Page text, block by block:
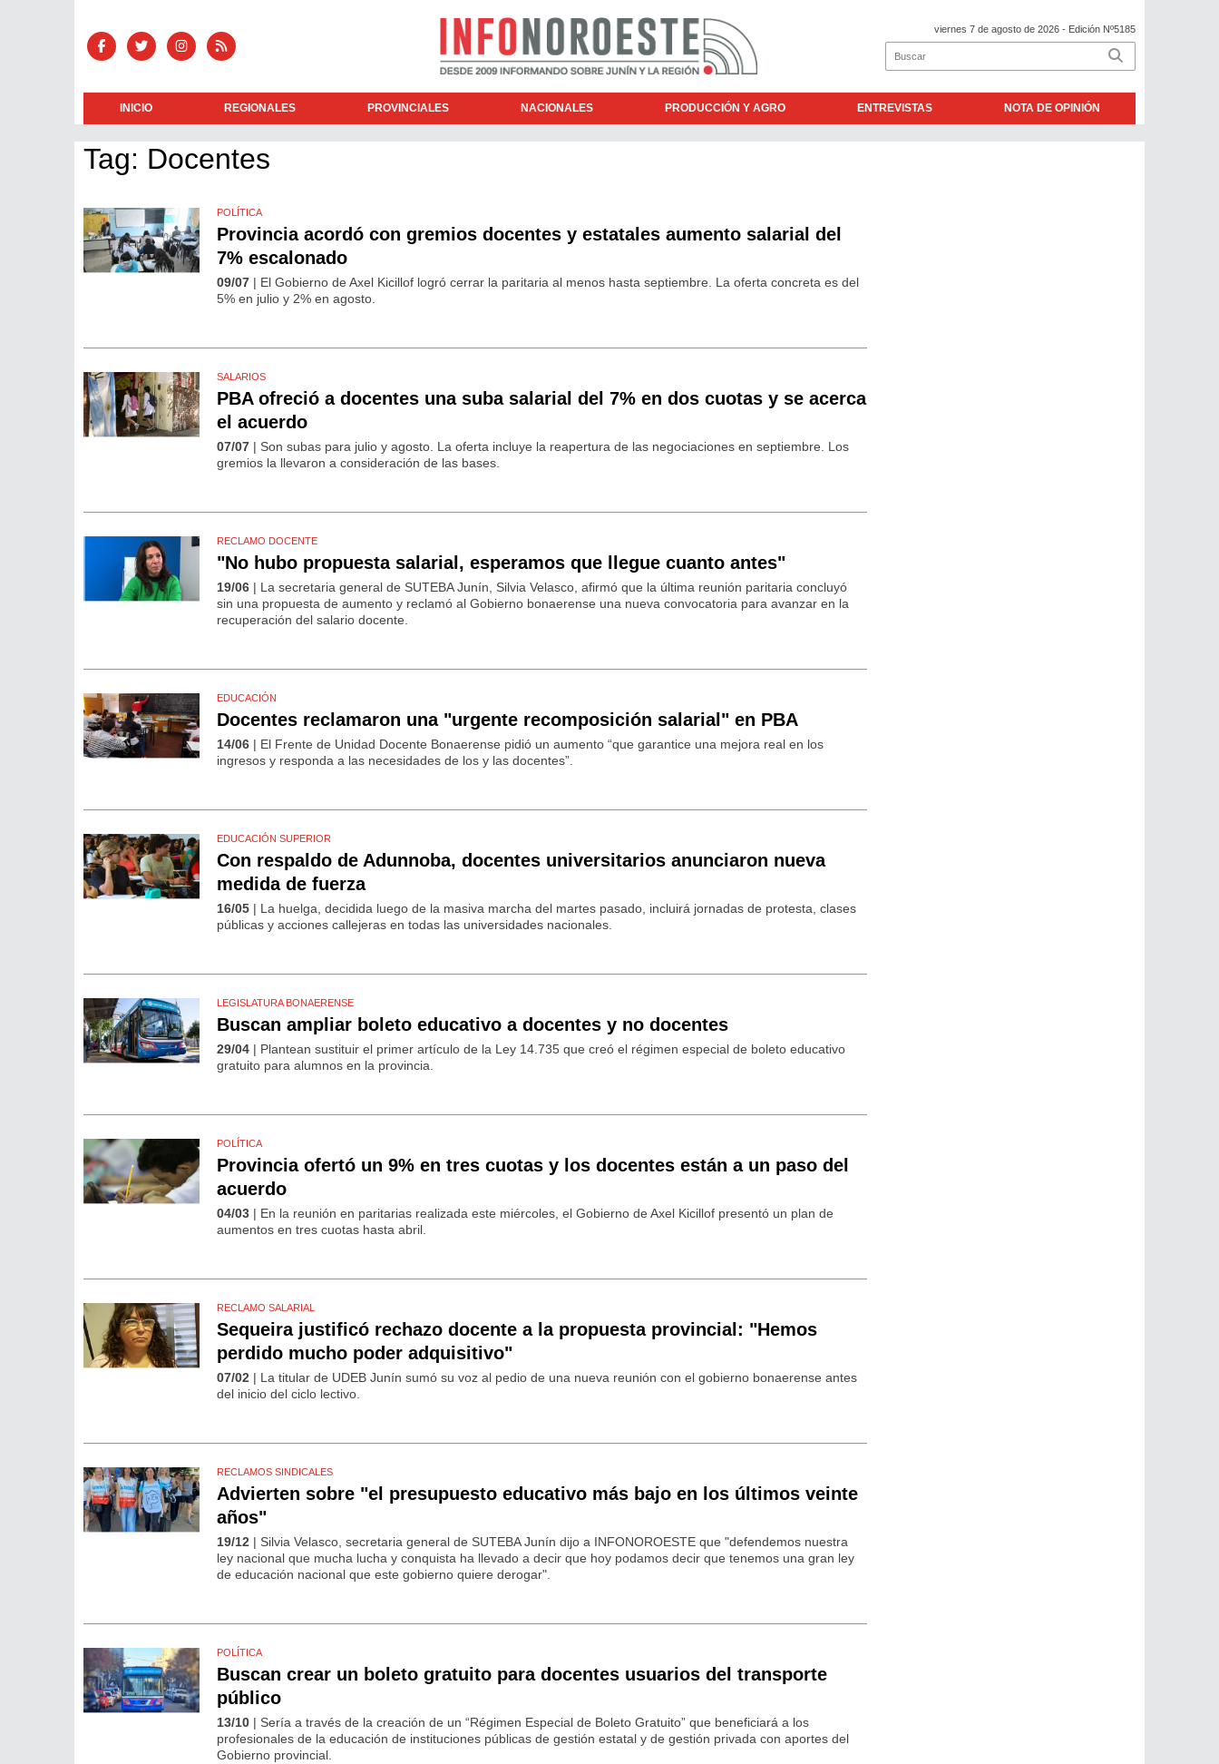
viernes 7 de agosto de 2026 - Edición Nº5185
INICIO REGIONALES PROVINCIALES NACIONALES PRODUCCIÓN Y AGRO ENTREVISTAS NOTA DE OPINIÓN
Tag: Docentes
POLÍTICA
Provincia acordó con gremios docentes y estatales aumento salarial del
7% escalonado
09/07 | El Gobierno de Axel Kicillof logró cerrar la paritaria al menos hasta septiembre. La oferta concreta es del
5% en julio y 2% en agosto.
SALARIOS
PBA ofreció a docentes una suba salarial del 7% en dos cuotas y se acerca
el acuerdo
07/07 | Son subas para julio y agosto. La oferta incluye la reapertura de las negociaciones en septiembre. Los
gremios la llevaron a consideración de las bases.
RECLAMO DOCENTE
"No hubo propuesta salarial, esperamos que llegue cuanto antes"
19/06 | La secretaria general de SUTEBA Junín, Silvia Velasco, afirmó que la última reunión paritaria concluyó
sin una propuesta de aumento y reclamó al Gobierno bonaerense una nueva convocatoria para avanzar en la
recuperación del salario docente.
EDUCACIÓN
Docentes reclamaron una "urgente recomposición salarial" en PBA
14/06 | El Frente de Unidad Docente Bonaerense pidió un aumento “que garantice una mejora real en los
ingresos y responda a las necesidades de los y las docentes”.
EDUCACIÓN SUPERIOR
Con respaldo de Adunnoba, docentes universitarios anunciaron nueva
medida de fuerza
16/05 | La huelga, decidida luego de la masiva marcha del martes pasado, incluirá jornadas de protesta, clases
públicas y acciones callejeras en todas las universidades nacionales.
LEGISLATURA BONAERENSE
Buscan ampliar boleto educativo a docentes y no docentes
29/04 | Plantean sustituir el primer artículo de la Ley 14.735 que creó el régimen especial de boleto educativo
gratuito para alumnos en la provincia.
POLÍTICA
Provincia ofertó un 9% en tres cuotas y los docentes están a un paso del
acuerdo
04/03 | En la reunión en paritarias realizada este miércoles, el Gobierno de Axel Kicillof presentó un plan de
aumentos en tres cuotas hasta abril.
RECLAMO SALARIAL
Sequeira justificó rechazo docente a la propuesta provincial: "Hemos
perdido mucho poder adquisitivo"
07/02 | La titular de UDEB Junín sumó su voz al pedio de una nueva reunión con el gobierno bonaerense antes
del inicio del ciclo lectivo.
RECLAMOS SINDICALES
Advierten sobre "el presupuesto educativo más bajo en los últimos veinte
años"
19/12 | Silvia Velasco, secretaria general de SUTEBA Junín dijo a INFONOROESTE que "defendemos nuestra
ley nacional que mucha lucha y conquista ha llevado a decir que hoy podamos decir que tenemos una gran ley
de educación nacional que este gobierno quiere derogar".
POLÍTICA
Buscan crear un boleto gratuito para docentes usuarios del transporte
público
13/10 | Sería a través de la creación de un “Régimen Especial de Boleto Gratuito” que beneficiará a los
profesionales de la educación de instituciones públicas de gestión estatal y de gestión privada con aportes del
Gobierno provincial.